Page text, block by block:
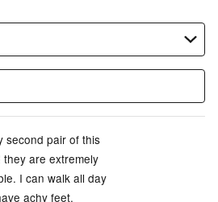
second pair of this
they are extremely
I can walk all day
achy feet.